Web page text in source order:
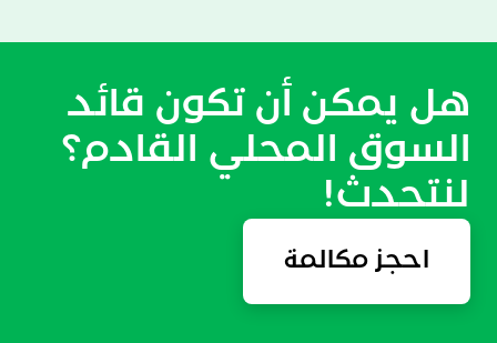
هل يمكن أن تكون قائد
السوق المحلي القادم؟
لنتحدث!
احجز مكالمة